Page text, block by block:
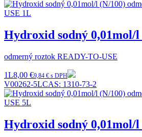
Hydroxid sodný 0,01mol/l
odmerný roztok READY-TO-USE
1L8,00 €9,84 € s DPH
V00262-5LCAS: 1310-73-2
Hydroxid sodný 0,01mol/l